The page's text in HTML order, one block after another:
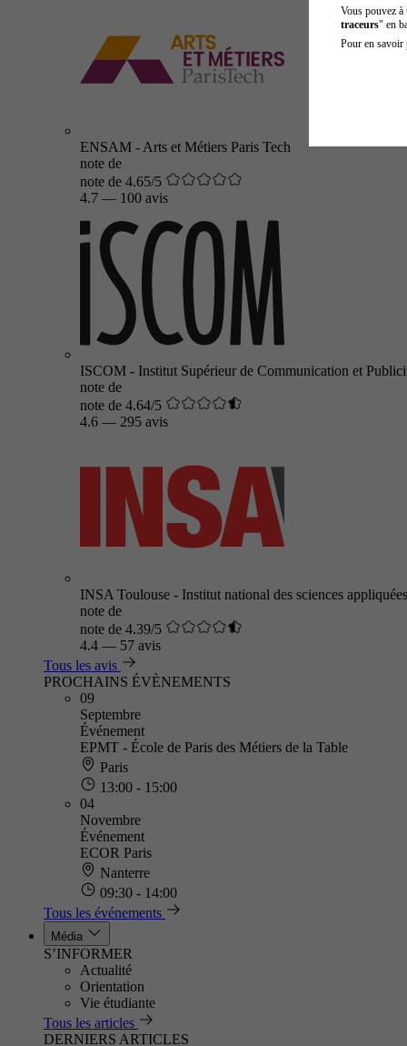
ENSAM - Arts et Métiers Paris Tech
note de
note de 4.65/5
4.7 — 100 avis
ISCOM - Institut Supérieur de Communication et
note de
note de 4.64/5
4.6 — 295 avis
INSA Toulouse - Institut national des sciences
note de
note de 4.39/5
4.4 — 57 avis
Tous les avis
PROCHAINS ÉVÈNEMENTS
09
Septembre
Événement
EPMT - École de Paris des Métiers de la Table
Paris
13:00 - 15:00
04
Novembre
Événement
ECOR Paris
Nanterre
09:30 - 14:00
Tous les événements
Média
S’INFORMER
Actualité
Orientation
Vie étudiante
Tous les articles
DERNIERS ARTICLES
Vous pouvez
traceurs" en
Pour en